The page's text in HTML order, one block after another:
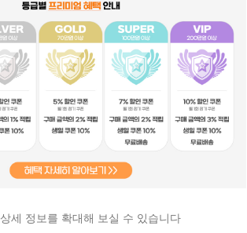
상세 정보를 확대해 보실 수 있습니다